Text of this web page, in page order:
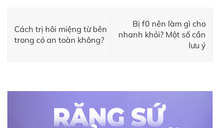
Cách trị hôi miệng từ bên
trong có an toàn không?
Bị f0 nên làm gì cho
nhanh khỏi? Một số cần
lưu ý